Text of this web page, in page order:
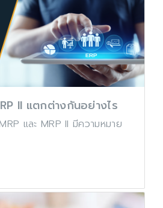
II แตกต่างกันอย่างไร
และ MRP II มีความหมาย